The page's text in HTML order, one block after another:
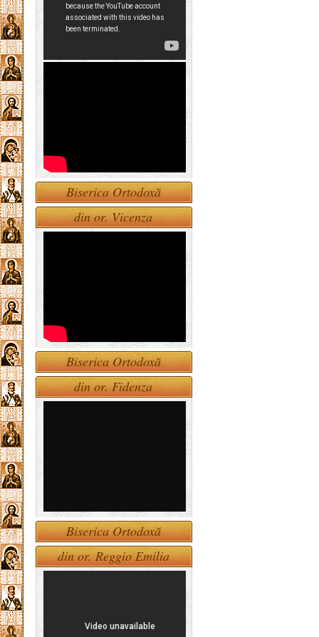
Biserica Ortodoxă
din or. Vicenza
Biserica Ortodoxă
din or. Fidenza
Biserica Ortodoxă
din or. Reggio Emilia